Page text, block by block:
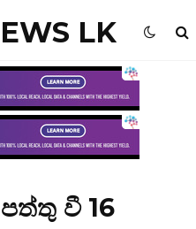
LK
වී 16